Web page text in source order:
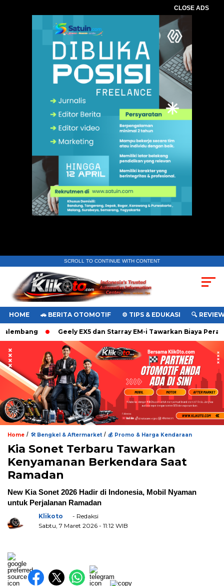
CLOSE ADS
SCROLL TO CONTINUE WITH CONTENT
HOME 🚗 BERITA OTOMOTIF ⚙️ TIPS & EDUKASI 🔍
Geely EX5 dan Starray EM-i Tawarkan Biaya
Home / 🛠️ Bengkel & Aftermarket/ 💰 Promo & Harga Kendaraan
Kia Sonet Terbaru Tawarkan
Kenyamanan Berkendara Saat
Ramadan
New Kia Sonet 2026 Hadir di Indonesia, Mobil Nyaman
untuk Perjalanan Ramadan
Klikoto
- Redaksi
Sabtu, 7 Maret 2026 - 11:12 WIB
. Ukuran gambar 480px x 600px